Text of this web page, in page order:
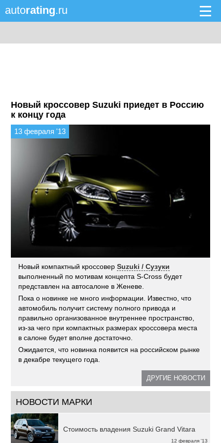
autorating.ru
Новый кроссовер Suzuki приедет в Россию
к концу года
13 февраля '13
Новый компактный кроссоверSuzuki / Сузуки
выполненный по мотивам концепта S-Cross будет
представлен на автосалоне в Женеве.
Пока о новинке не много информации. Известно, что
автомобиль получит систему полного привода и
правильно организованное внутреннее пространство,
из-за чего при компактных размерах кроссовера места
в салоне будет вполне достаточно.
Ожидается, что новинка появится на российском рынке
в декабре текущего года.
ДРУГИЕ НОВОСТИ
НОВОСТИ МАРКИ
12 февраля '13
Стоимость владения Suzuki Grand Vitara